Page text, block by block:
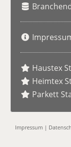
Haustex
Heimtex
Parkett
Impressum |